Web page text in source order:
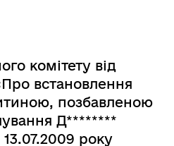
комітету від
встановлення
позбавленою
Д********
року